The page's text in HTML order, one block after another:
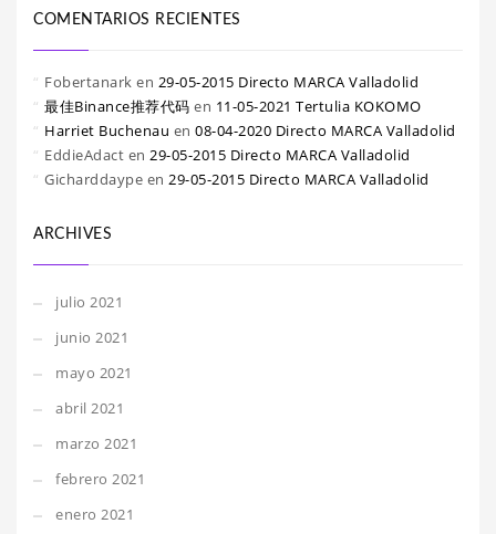
COMENTARIOS RECIENTES
Fobertanark en 29-05-2015 Directo MARCA Valladolid
最佳Binance推荐代码 en 11-05-2021 Tertulia KOKOMO
Harriet Buchenau en 08-04-2020 Directo MARCA Valladolid
EddieAdact en 29-05-2015 Directo MARCA Valladolid
Gicharddaype en 29-05-2015 Directo MARCA Valladolid
ARCHIVES
julio 2021
junio 2021
mayo 2021
abril 2021
marzo 2021
febrero 2021
enero 2021